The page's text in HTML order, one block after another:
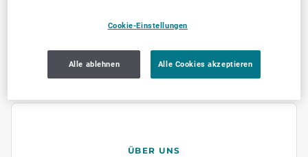
Jetzt empfehlen
ÜBER UNS
Cookie-Einstellungen
Alle ablehnen Alle Cookies akzeptieren